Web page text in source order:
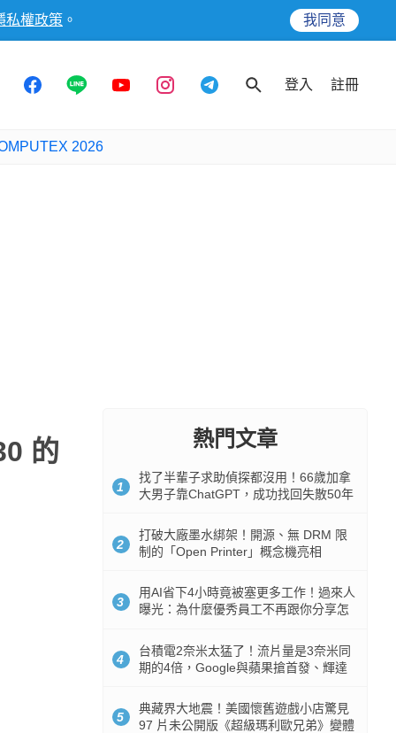
私權政策 。 我同意
登入 註冊
2026
的
熱門文章
1
找了半輩子求助偵探都沒用！66歲加拿
大男子靠ChatGPT，成功找回失散50年
2
打破大廠墨水綁架！開源、無 DRM 限
制的「Open Printer」概念機亮相
3
用AI省下4小時竟被塞更多工作！過來人
曝光：為什麼優秀員工不再跟你分享怎
4
台積電2奈米太猛了！流片量是3奈米同
期的4倍，Google與蘋果搶首發、輝達
5
典藏界大地震！美國懷舊遊戲小店驚見
97 片未公開版《超級瑪利歐兄弟》變體